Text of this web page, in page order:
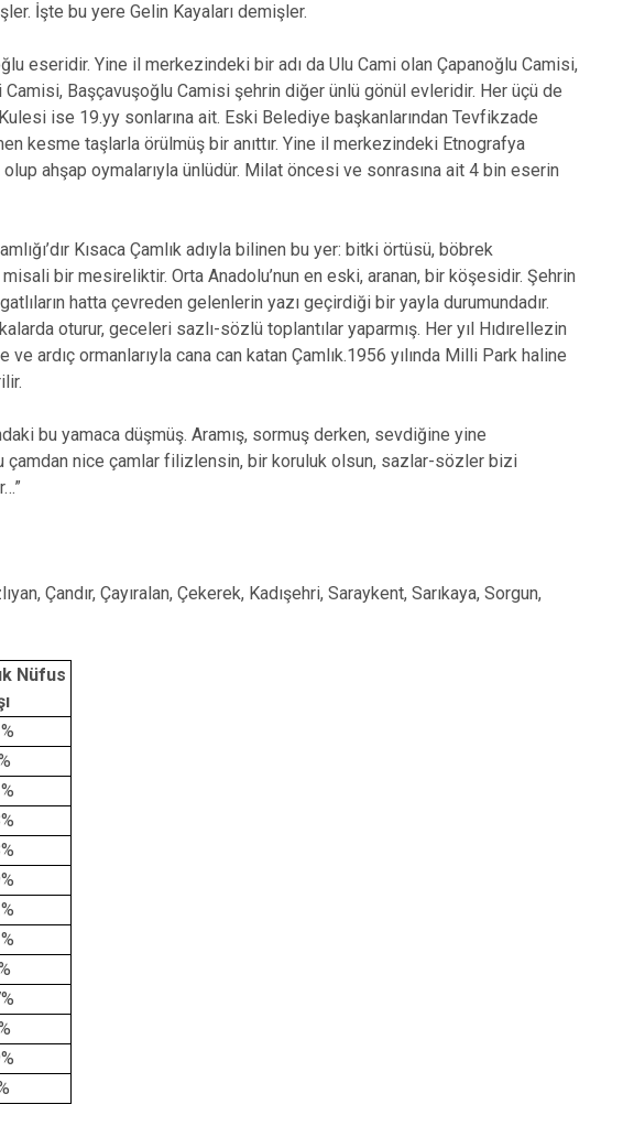
İşte bu yere Gelin Kayaları demişler.
eseridir. Yine il merkezindeki bir adı da Ulu Cami olan Çapanoğlu Camisi,
Başçavuşoğlu Camisi şehrin diğer ünlü gönül evleridir. Her üçü de
ise 19.yy sonlarına ait. Eski Belediye başkanlarından Tevfikzade
kesme taşlarla örülmüş bir anıttır. Yine il merkezindeki Etnografya
ahşap oymalarıyla ünlüdür. Milat öncesi ve sonrasına ait 4 bin eserin
Kısaca Çamlık adıyla bilinen bu yer: bitki örtüsü, böbrek
bir mesireliktir. Orta Anadolu’nun en eski, aranan, bir köşesidir. Şehrin
hatta çevreden gelenlerin yazı geçirdiği bir yayla durumundadır.
oturur, geceleri sazlı-sözlü toplantılar yaparmış. Her yıl Hıdırellezin
ardıç ormanlarıyla cana can katan Çamlık.1956 yılında Milli Park haline
bu yamaca düşmüş. Aramış, sormuş derken, sevdiğine yine
çamdan nice çamlar filizlensin, bir koruluk olsun, sazlar-sözler bizi
Çandır, Çayıralan, Çekerek, Kadışehri, Saraykent, Sarıkaya, Sorgun,
Nüfus
%